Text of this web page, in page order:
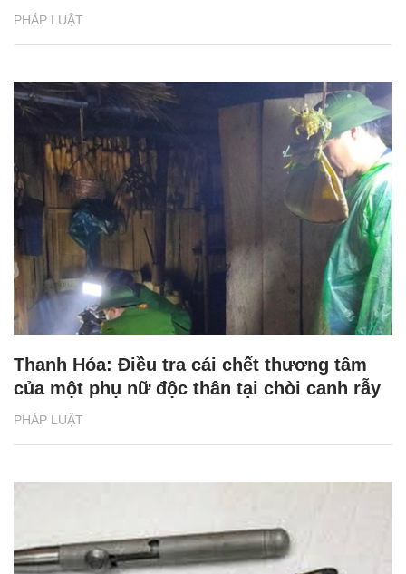
PHÁP LUẬT
PHÁP LUẬT
Thanh Hóa: Điều tra cái chết thương tâm
của một phụ nữ độc thân tại chòi canh rẫy